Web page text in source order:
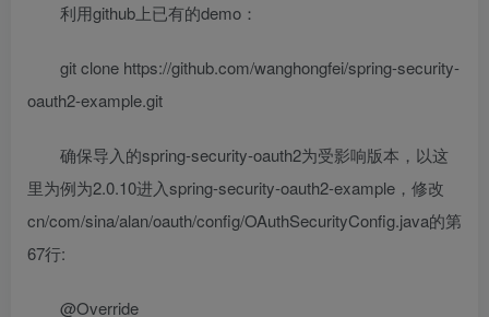
利用github上已有的demo：
git clone https://github.com/wanghongfei/spring-security-
oauth2-example.git
确保导入的spring-security-oauth2为受影响版本，以这
里为例为2.0.10进入spring-security-oauth2-example，修改
cn/com/sina/alan/oauth/config/OAuthSecurityConfig.java的第
67行:
@Override